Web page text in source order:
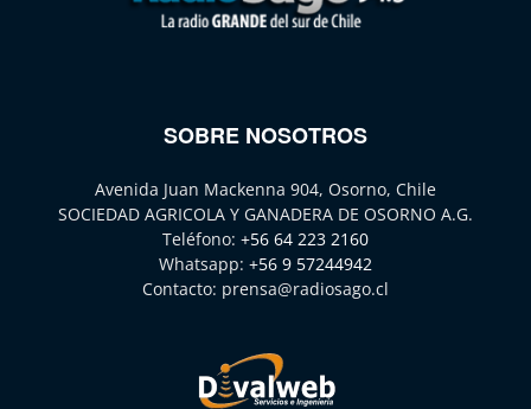
SOBRE NOSOTROS
Avenida Juan Mackenna 904, Osorno, Chile
SOCIEDAD AGRICOLA Y GANADERA DE OSORNO A.G.
Teléfono: +56 64 223 2160
Whatsapp: +56 9 57244942
Contacto: prensa@radiosago.cl